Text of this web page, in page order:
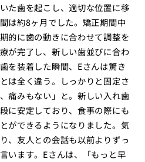
た歯を起こし、適切な位置に移
は約8ヶ月でした。矯正期間中
的に歯の動きに合わせて調整を
が完了し、新しい歯並びに合わ
を装着した瞬間、Eさんは驚き
は全く違う。しっかりと固定さ
痛みもない」と。新しい入れ歯
に安定しており、食事の際にも
ができるようになりました。気
、友人との会話も以前よりずっ
います。Eさんは、「もっと早